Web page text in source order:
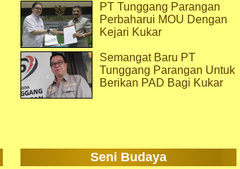
PT Tunggang Parangan
Perbaharui MOU Dengan
Kejari Kukar
Semangat Baru PT
Tunggang Parangan Untuk
Berikan PAD Bagi Kukar
Seni Budaya